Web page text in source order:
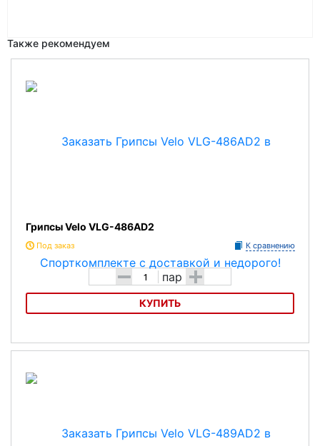
Также рекомендуем
Грипсы Velo VLG-486AD2
Под заказ К сравнению
- пар +
КУПИТЬ
Грипсы Velo VLG-486AD2